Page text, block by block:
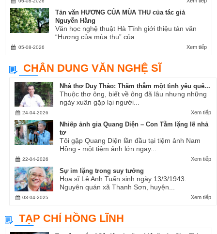
Tản văn HƯƠNG CỦA MÙA THU của tác giả
Nguyễn Hằng
Văn học nghệ thuật Hà Tĩnh giới thiệu tản văn
“Hương của mùa thu” của...
Xem tiếp
05-08-2026
CHÂN DUNG VĂN NGHỆ SĨ
Nhà thơ Duy Thảo: Thăm thẳm một tình yêu quê...
Thuộc thơ ông, biết về ông đã lâu nhưng những
ngày xuân gặp lại người...
Xem tiếp
24-04-2026
Nhiếp ảnh gia Quang Diện – Con Tằm lặng lẽ nhả
tơ
Tôi gặp Quang Diện lần đầu tại tiệm ảnh Nam
Hồng - một tiệm ảnh lớn ngay...
Xem tiếp
22-04-2026
Sự im lặng trong suy tưởng
Họa sĩ Lê Anh Tuấn sinh ngày 13/3/1943.
Nguyên quán xã Thanh Sơn, huyện...
Xem tiếp
03-04-2025
TẠP CHÍ HỒNG LĨNH